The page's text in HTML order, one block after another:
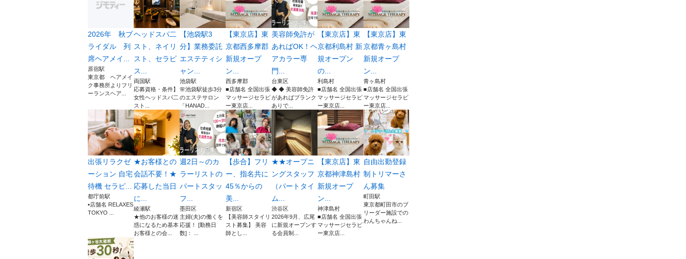
2026年 秋ブ
ライダル 列
席ヘアメイ...
原宿駅
東京都 ヘアメイ
ク事務所よりフリ
ーランスヘア...
ヘッドスパ二
スト、ネイリ
スト、セラピ
ス...
両国駅
応募資格・条件】
女性ヘッドスパ二
スト...
【池袋駅3
分】業務委託
エステティシ
ャン...
池袋駅
🌸池袋駅徒歩3分
のエステサロン
「HANAD...
【東京店】東
京都西多摩郡
新規オープ
ン...
西多摩郡
■店舗名 全国出張
マッサージセラピ
ー東京店...
美容師免許が
あればOK！ヘ
アカラー専
門...
台東区
◆ ◆ 美容師免許
があればブランク
ありで...
【東京店】東
京都利島村 新
規オープン
の...
利島村
■店舗名 全国出張
マッサージセラピ
ー東京店...
【東京店】東
京都青ヶ島村
新規オープ
ン...
青ヶ島村
■店舗名 全国出張
マッサージセラピ
ー東京店...
出張リラクゼ
ーション 自宅
待機 セラピ...
都庁前駅
▪️店舗名 RELAXES
TOKYO ...
★お客様との
会話不要！★
応募した当日
に...
綾瀬駅
★他のお客様の迷
惑になるため基本
お客様との会...
週2日～のカ
ラーリストの
パートスタッ
フ...
墨田区
主婦(夫)の働くを
応援！ [勤務日
数]： ...
【歩合】フリ
ー、指名共に
45％からの
美...
新宿区
【美容師スタイリ
スト募集】 美容
師とし...
★★オープニ
ングスタッフ
（パートタイ
ム...
渋谷区
2026年9月、広尾
に新規オープンす
る会員制...
【東京店】東
京都神津島村
新規オープ
ン...
神津島村
■店舗名 全国出張
マッサージセラピ
ー東京店...
自由出勤登録
制トリマーさ
ん募集
町田駅
東京都町田市のブ
リーダー施設での
わんちゃんね...